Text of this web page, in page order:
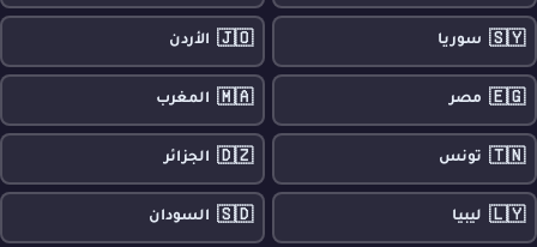
🇸🇾 سوريا 🇯🇴 الأردن
🇪🇬 مصر 🇲🇦 المغرب
🇹🇳 تونس 🇩🇿 الجزائر
🇱🇾 ليبيا 🇸🇩 السودان